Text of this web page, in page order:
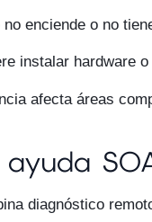
no enciende o no
instalar hardware
afecta áreas
diagnóstico